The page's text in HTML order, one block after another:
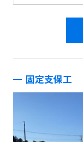
固定支保工